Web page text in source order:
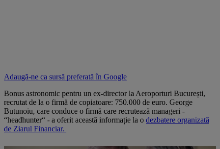
Adaugă-ne ca sursă preferată în Google
Bonus astronomic pentru un ex-director la Aeroporturi București,
recrutat de la o firmă de copiatoare: 750.000 de euro. George
Butunoiu, care conduce o firmă care recrutează manageri -
“headhunter“ - a oferit această informație la o dezbatere organizată
de Ziarul Financiar.